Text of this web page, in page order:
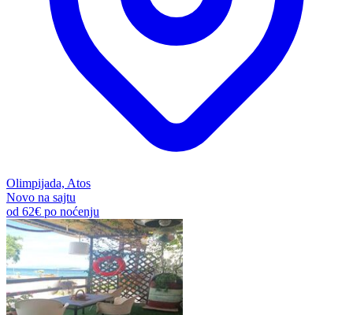
Olimpijada, Atos
Novo na sajtu
od 62€ po noćenju